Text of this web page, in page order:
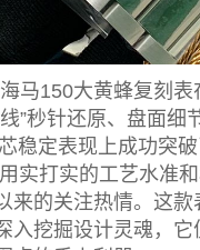
马150大黄蜂复刻
”秒针还原、盘面细
稳定表现上成功突
实打实的工艺水准
来的关注热情。这款
入挖掘设计灵魂，